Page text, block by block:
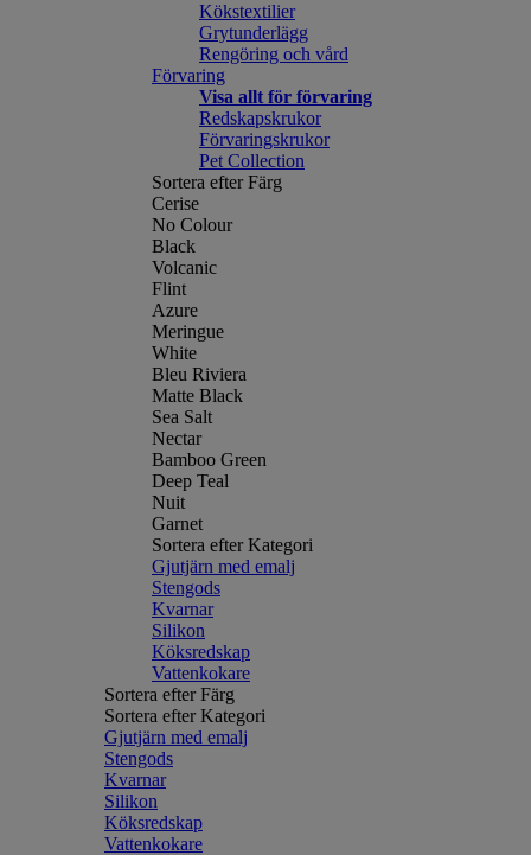
Kökstextilier
Grytunderlägg
Rengöring och vård
Förvaring
Visa allt för förvaring
Redskapskrukor
Förvaringskrukor
Pet Collection
Sortera efter Färg
Cerise
No Colour
Black
Volcanic
Flint
Azure
Meringue
White
Bleu Riviera
Matte Black
Sea Salt
Nectar
Bamboo Green
Deep Teal
Nuit
Garnet
Sortera efter Kategori
Gjutjärn med emalj
Stengods
Kvarnar
Silikon
Köksredskap
Vattenkokare
Sortera efter Färg
Sortera efter Kategori
Gjutjärn med emalj
Stengods
Kvarnar
Silikon
Köksredskap
Vattenkokare